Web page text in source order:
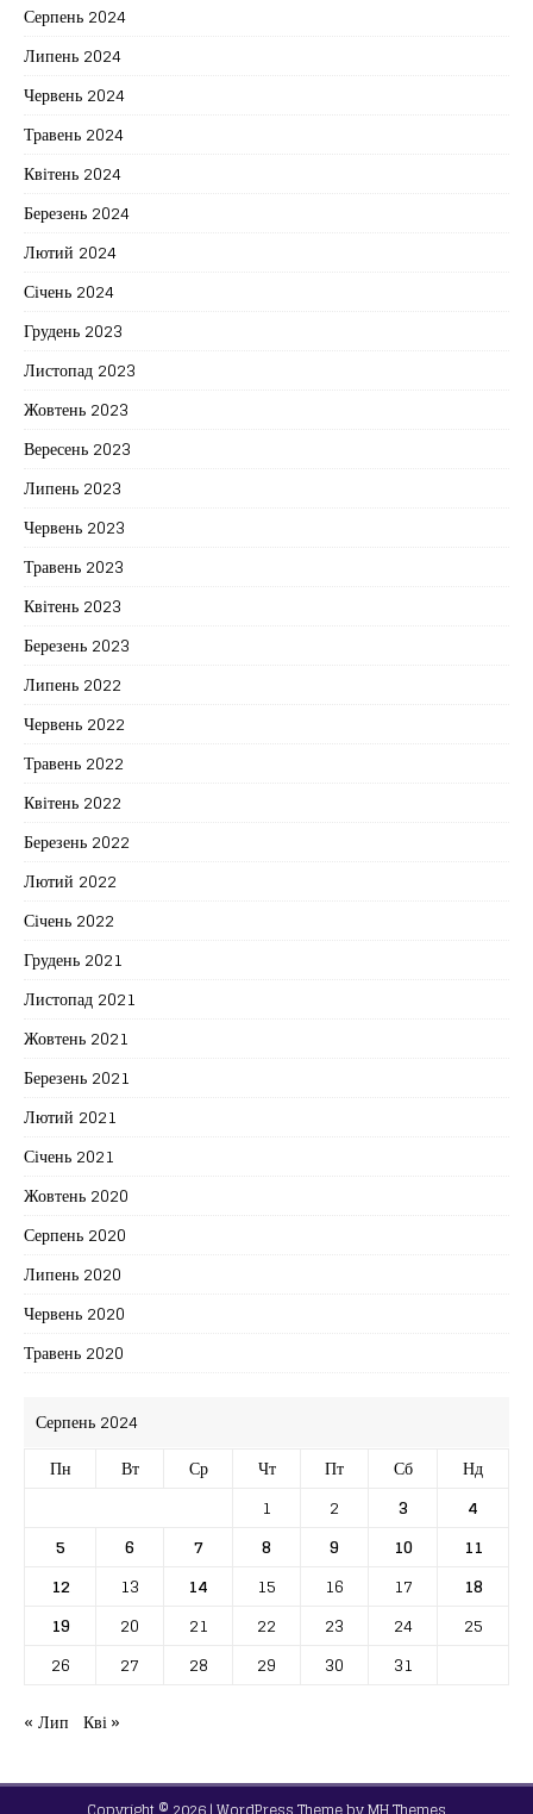
Серпень 2024
Липень 2024
Червень 2024
Травень 2024
Квітень 2024
Березень 2024
Лютий 2024
Січень 2024
Грудень 2023
Листопад 2023
Жовтень 2023
Вересень 2023
Липень 2023
Червень 2023
Травень 2023
Квітень 2023
Березень 2023
Липень 2022
Червень 2022
Травень 2022
Квітень 2022
Березень 2022
Лютий 2022
Січень 2022
Грудень 2021
Листопад 2021
Жовтень 2021
Березень 2021
Лютий 2021
Січень 2021
Жовтень 2020
Серпень 2020
Липень 2020
Червень 2020
Травень 2020
Серпень 2024
Пн
Вт Ср Чт Пт Сб
Нд
1
2 3
4
5
6 7 8 9 10
11
12
13 14 15 16 17
18
19
20 21 22 23 24
25
26
27 28 29 30
31
« Лип Кві »